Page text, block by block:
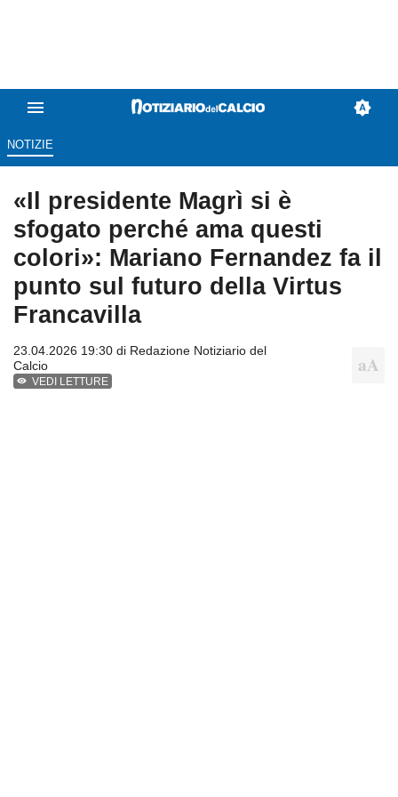
NOTIZIE
«Il presidente Magrì si è
sfogato perché ama questi
colori»: Mariano Fernandez fa il
punto sul futuro della Virtus
Francavilla
23.04.2026 19:30 di Redazione Notiziario del
Calcio
VEDI LETTURE